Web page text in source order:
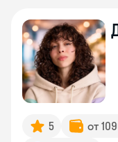
5 от